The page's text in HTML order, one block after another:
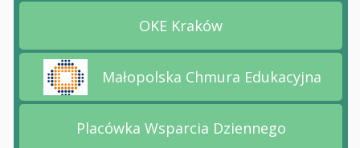
Przejdź na stronę OKE
OKE Kraków
Przejdź na stronę Małopolska Chmura
Małopolska Chmura Edukacyjna
Przejdź na stronę
Placówka Wsparcia Dziennego